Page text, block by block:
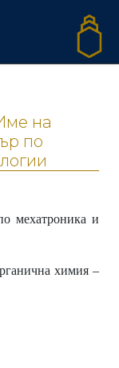
на
по
мехатроника и
химия –